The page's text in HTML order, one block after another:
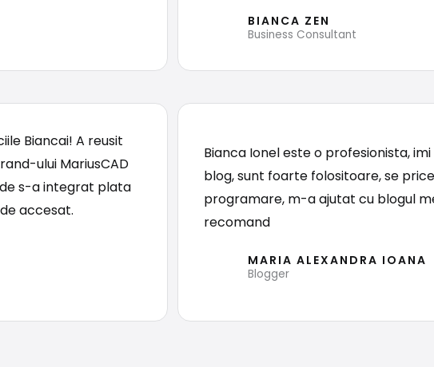
BIANCA ZEN
Business Consultant
Biancai! A reusit
ului MariusCAD
s-a integrat plata
accesat.
Bianca Ionel este o profesionista,
blog, sunt foarte folositoare, se
programare, m-a ajutat cu blogul
recomand
MARIA ALEXANDRA IOANA
Blogger